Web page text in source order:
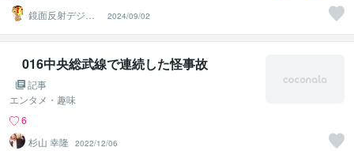
鏡面反射デジタ
ルアート製作所
（鈴木穣）
2024/09/02
016中央総武線で連続した怪事故
記事
エンタメ・趣味
6
杉山 幸隆
2022/12/06